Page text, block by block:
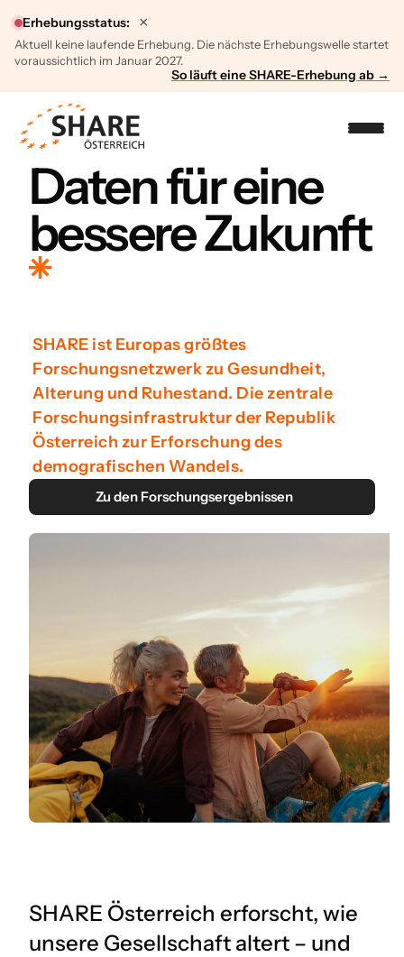
Erhebungsstatus:
Aktuell keine laufende Erhebung. Die nächste Erhebungswelle startet
voraussichtlich im Januar 2027.
So läuft eine SHARE-Erhebung ab →
×
Daten für eine
bessere Zukunft
SHARE ist Europas größtes
Forschungsnetzwerk zu Gesundheit,
Alterung und Ruhestand. Die zentrale
Forschungsinfrastruktur der Republik
Österreich zur Erforschung des
demografischen Wandels.
Zu den Forschungsergebnissen
SHARE Österreich erforscht, wie
unsere Gesellschaft altert – und